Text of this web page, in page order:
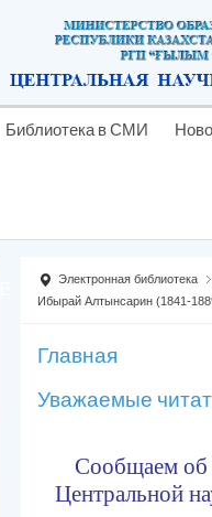
Библиотека в СМИ
Электронная библиотека
Ибырай Алтынсарин (1841-
Главная
Уважаемые
Сообщаем об
Центральной